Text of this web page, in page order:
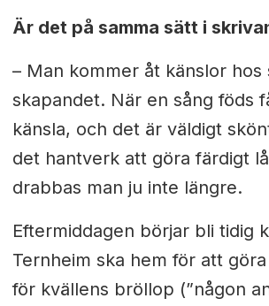
Är det på samma sätt i
– Man kommer åt känslor hos
skapandet. När en sång föds
känsla, och det är väldigt
det hantverk att göra färdigt
drabbas man ju inte längre.
Eftermiddagen börjar bli tidig
Ternheim ska hem för att
för kvällens bröllop (”någon